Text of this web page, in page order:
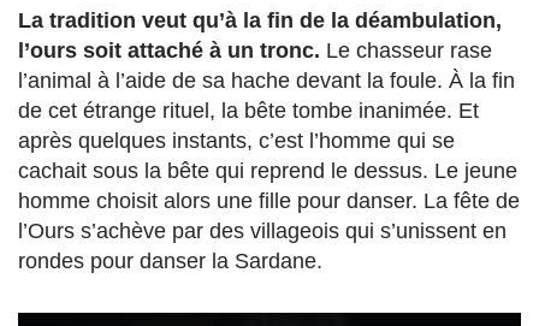
La tradition veut qu’à la fin de la déambulation,
l’ours soit attaché à un tronc. Le chasseur rase
l’animal à l’aide de sa hache devant la foule. À la fin
de cet étrange rituel, la bête tombe inanimée. Et
après quelques instants, c’est l’homme qui se
cachait sous la bête qui reprend le dessus. Le jeune
homme choisit alors une fille pour danser. La fête de
l’Ours s’achève par des villageois qui s’unissent en
rondes pour danser la Sardane.